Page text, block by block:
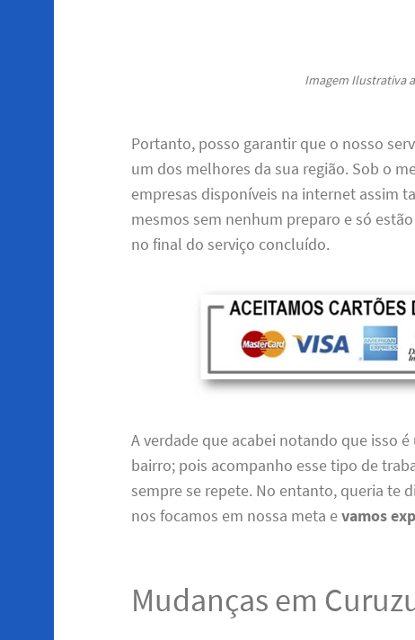
Imagem Ilustrativa
Portanto, posso garantir que o nosso
um dos melhores da sua região. Sob o
empresas disponíveis na internet assim
mesmos sem nenhum preparo e só
no final do serviço concluído.
A verdade que acabei notando que isso
bairro; pois acompanho esse tipo de
sempre se repete. No entanto, queria te
nos focamos em nossa meta evamos
Mudanças em